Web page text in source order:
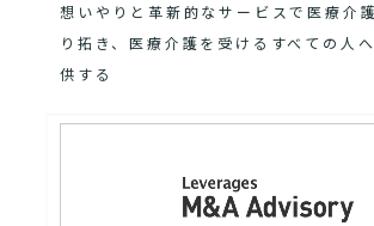
想いやりと革新的なサービスで医療介
り拓き、医療介護を受けるすべての人
供する